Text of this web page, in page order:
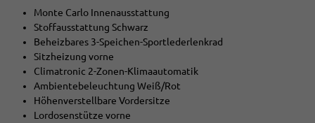
Monte Carlo Innenausstattung
Stoffausstattung Schwarz
Beheizbares 3-Speichen-Sportlederlenkrad
Sitzheizung vorne
Climatronic 2-Zonen-Klimaautomatik
Ambientebeleuchtung Weiß/Rot
Höhenverstellbare Vordersitze
Lordosenstütze vorne